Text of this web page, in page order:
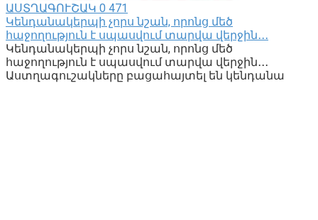
ԱՍՏՂԱԳՈՒՇԱԿ 0 471
Կենդանակերպի չորս նշան, որոնց մեծ
հաջողություն է սպասվում տարվա վերջին․․․
Կենդանակերպի չորս նշան, որոնց մեծ
հաջողություն է սպասվում տարվա վերջին․․․
Աստղագուշակները բացահայտել են կենդանա